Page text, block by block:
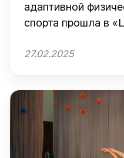
адаптивной
спорта прошла в
реабилитации
27.02.2025